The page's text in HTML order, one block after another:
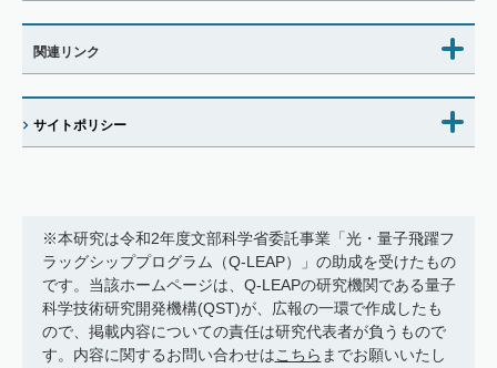
関連リンク
サイトポリシー
※本研究は令和2年度文部科学省委託事業「光・量子飛躍フ
ラッグシッププログラム（Q-LEAP）」の助成を受けたもの
です。当該ホームページは、Q-LEAPの研究機関である量子
科学技術研究開発機構(QST)が、広報の一環で作成したも
ので、掲載内容についての責任は研究代表者が負うもので
す。内容に関するお問い合わせはこちら までお願いいたし